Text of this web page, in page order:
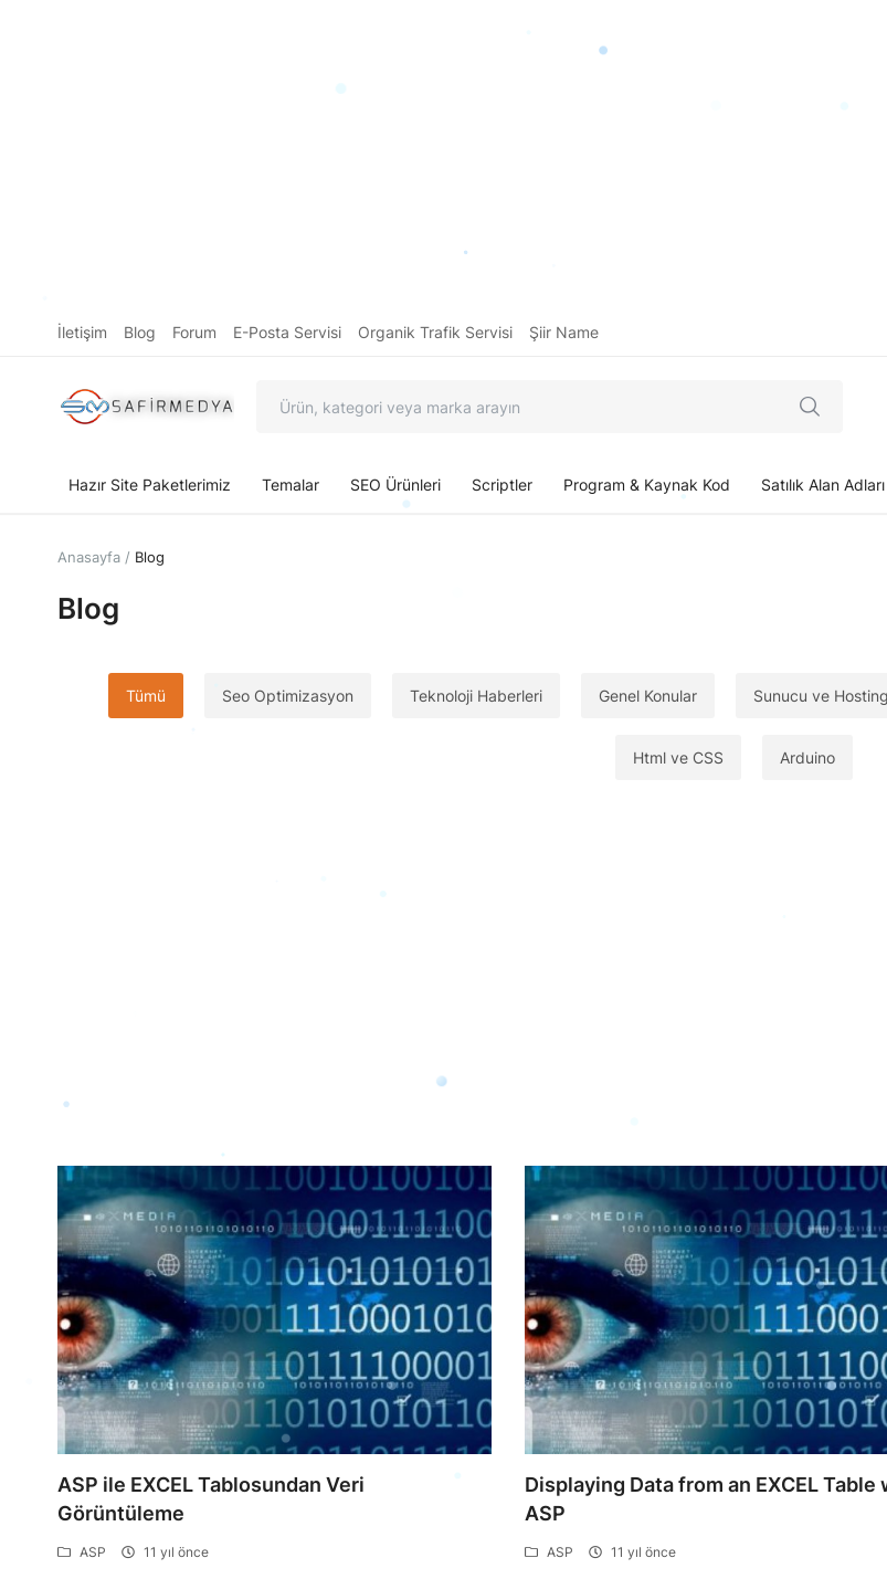
İletişim Blog Forum E-Posta Servisi Organik Trafik Servisi Şiir Name
Hazır Site Paketlerimiz Temalar SEO Ürünleri Scriptler Program & Kaynak Kod Satılık Alan
Anasayfa Blog
Blog
Tümü Seo Optimizasyon Teknoloji Haberleri Genel Konular Sunucu ve Hosting
Html ve CSS Arduino
ASP ile EXCEL Tablosundan Veri
Görüntüleme
ASP 11 yıl önce
Displaying Data from an EXCEL Table
ASP
ASP 11 yıl önce